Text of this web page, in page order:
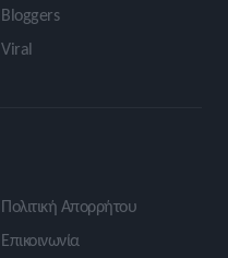
Bloggers
Viral
Πολιτική Απορρήτου
Επικοινωνία